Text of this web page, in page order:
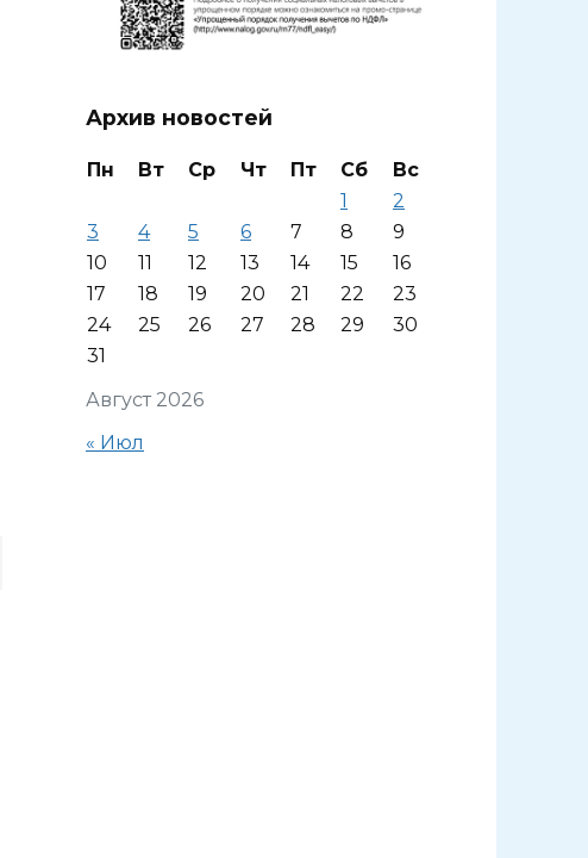
Архив новостей
Август 2026
Пн Вт Ср Чт Пт Сб
Вс
1
2
3
4 5 6 7 8
9
10
11 12 13 14 15
16
17
18 19 20 21 22
23
24
25 26 27 28 29
30
31
« Июл